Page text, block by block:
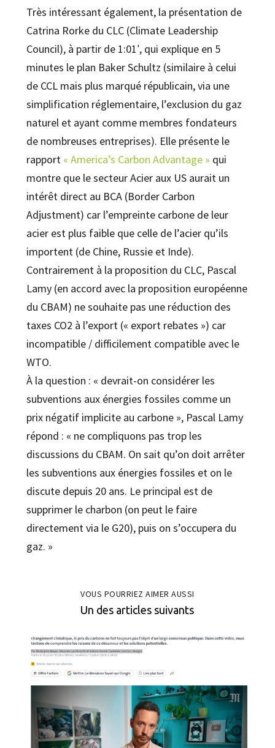
Très intéressant également, la présentation de
Catrina Rorke du CLC (Climate Leadership
Council), à partir de 1:01′, qui explique en 5
minutes le plan Baker Schultz (similaire à celui
de CCL mais plus marqué républicain, via une
simplification réglementaire, l’exclusion du gaz
naturel et ayant comme membres fondateurs
de nombreuses entreprises). Elle présente le
rapport « America’s Carbon Advantage » qui
montre que le secteur Acier aux US aurait un
intérêt direct au BCA (Border Carbon
Adjustment) car l’empreinte carbone de leur
acier est plus faible que celle de l’acier qu’ils
importent (de Chine, Russie et Inde).
Contrairement à la proposition du CLC, Pascal
Lamy (en accord avec la proposition européenne
du CBAM) ne souhaite pas une réduction des
taxes CO2 à l’export (« export rebates ») car
incompatible / difficilement compatible avec le
WTO.
À la question : « devrait-on considérer les
subventions aux énergies fossiles comme un
prix négatif implicite au carbone », Pascal Lamy
répond : « ne compliquons pas trop les
discussions du CBAM. On sait qu’on doit arrêter
les subventions aux énergies fossiles et on le
discute depuis 20 ans. Le principal est de
supprimer le charbon (on peut le faire
directement via le G20), puis on s’occupera du
gaz. »
VOUS POURRIEZ AIMER AUSSI
Un des articles suivants